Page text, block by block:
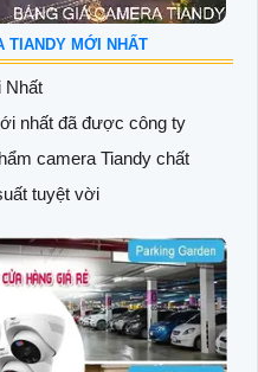
TIANDY MỚI NHẤT
Nhất
nhất đã được công ty
camera Tiandy chất
tuyệt vời